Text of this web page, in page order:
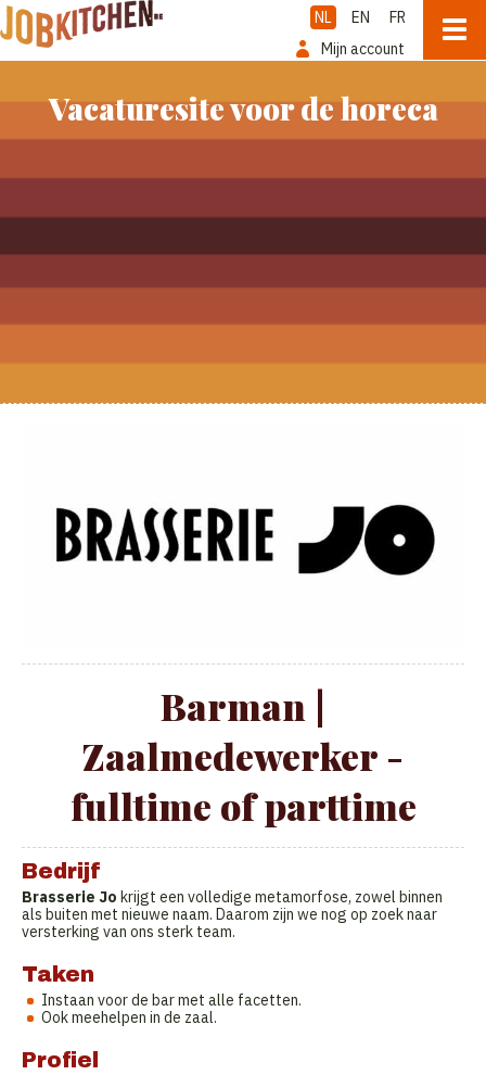
NL EN
FR
Mijn account
Vacaturesite voor de horeca
Barman |
Zaalmedewerker -
fulltime of parttime
Bedrijf
Brasserie Jo krijgt een volledige metamorfose, zowel binnen
als buiten met nieuwe naam. Daarom zijn we nog op zoek naar
versterking van ons sterk team.
Taken
Instaan voor de bar met alle facetten.
Ook meehelpen in de zaal.
Profiel